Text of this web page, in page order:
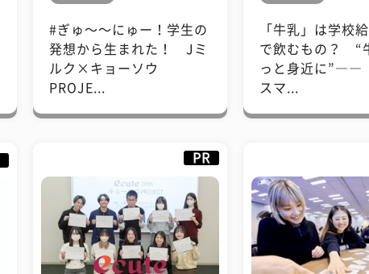
#ぎゅ〜〜にゅー！学生の
発想から生まれた！ Jミ
ルク×キョーソウ
PROJE...
「牛乳」は学校
で飲むもの？ “
っと身近に”――
スマ...
PR